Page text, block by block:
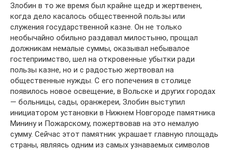
Злобин в то же время был крайне щедр и жертвенен,
когда дело касалось общественной пользы или
служения государственной казне. Он не только
необычайно обильно раздавал милостыню, прощал
должникам немалые суммы, оказывал небывалое
гостеприимство, шел на откровенные убытки ради
пользы казне, но и с радостью жертвовал на
общественные нужды. С его попечения в столице
появилось новое освещение, в Вольске и других городах
— больницы, сады, оранжереи, Злобин выступил
инициатором установки в Нижнем Новгороде памятника
Минину и Пожарскому, пожертвовав на это немалую
сумму. Сейчас этот памятник украшает главную площадь
страны, являясь одним из самых узнаваемых символов